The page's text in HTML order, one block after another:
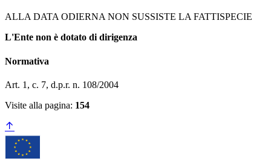
ALLA DATA ODIERNA NON SUSSISTE LA FATTISPECIE
L'Ente non è dotato di dirigenza
Normativa
Art. 1, c. 7, d.p.r. n. 108/2004
Visite alla pagina: 154